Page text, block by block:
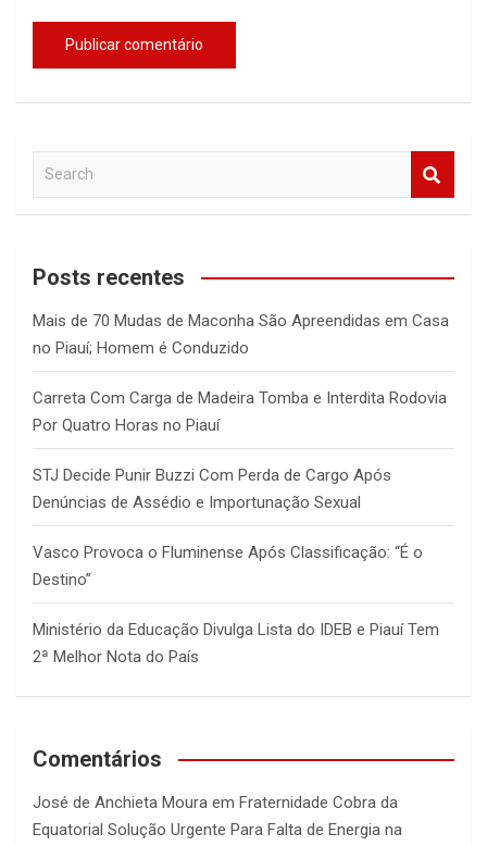
a
c
Posts recentes
Mais de 70 Mudas de Maconha São Apreendidas em Casa
no Piauí; Homem é Conduzido
Carreta Com Carga de Madeira Tomba e Interdita Rodovia
Por Quatro Horas no Piauí
STJ Decide Punir Buzzi Com Perda de Cargo Após
Denúncias de Assédio e Importunação Sexual
Vasco Provoca o Fluminense Após Classificação: “É o
Destino”
Ministério da Educação Divulga Lista do IDEB e Piauí Tem
2ª Melhor Nota do País
Comentários
José de Anchieta Moura em Fraternidade Cobra da
Equatorial Solução Urgente Para Falta de Energia na